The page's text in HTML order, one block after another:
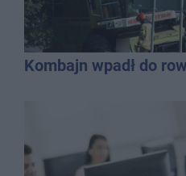
Kombajn wpadł do